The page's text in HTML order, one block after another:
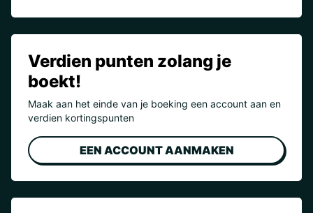
Verdien punten zolang je
boekt!
Maak aan het einde van je boeking een account aan en
verdien kortingspunten
EEN ACCOUNT AANMAKEN